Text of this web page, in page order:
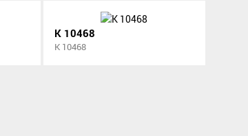
K 10468
K 10468